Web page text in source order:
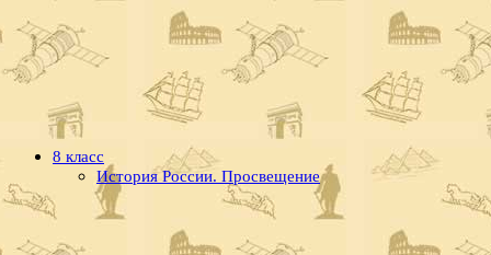
8 класс
История России. Просвещение